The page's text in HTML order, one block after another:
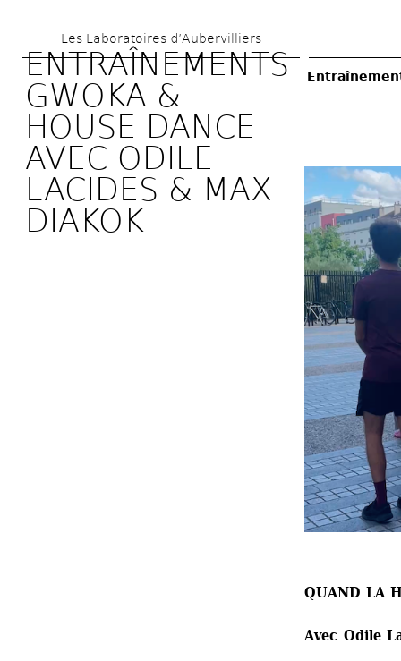
au
contenu
principal
Les Laboratoires d’Aubervilliers
ENTRAÎNEMENTS
GWOKA &
HOUSE DANCE
AVEC ODILE
LACIDES & MAX
DIAKOK
QUAND LA
Avec Odile